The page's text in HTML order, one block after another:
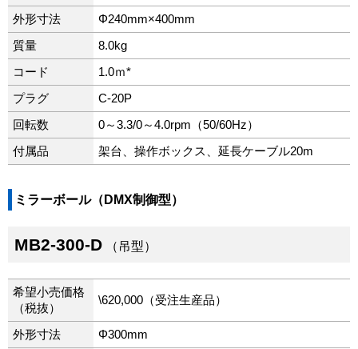
外形寸法 Φ240mm×400mm
質量 8.0kg
コード 1.0ｍ*
プラグ C-20P
回転数 0～3.3/0～4.0rpm（50/60Hz）
付属品 架台、操作ボックス、延長ケーブル20m
ミラーボール（DMX制御型）
MB2-300-D （吊型）
希望小売価格
（税抜）
\620,000（受注生産品）
外形寸法 Φ300mm